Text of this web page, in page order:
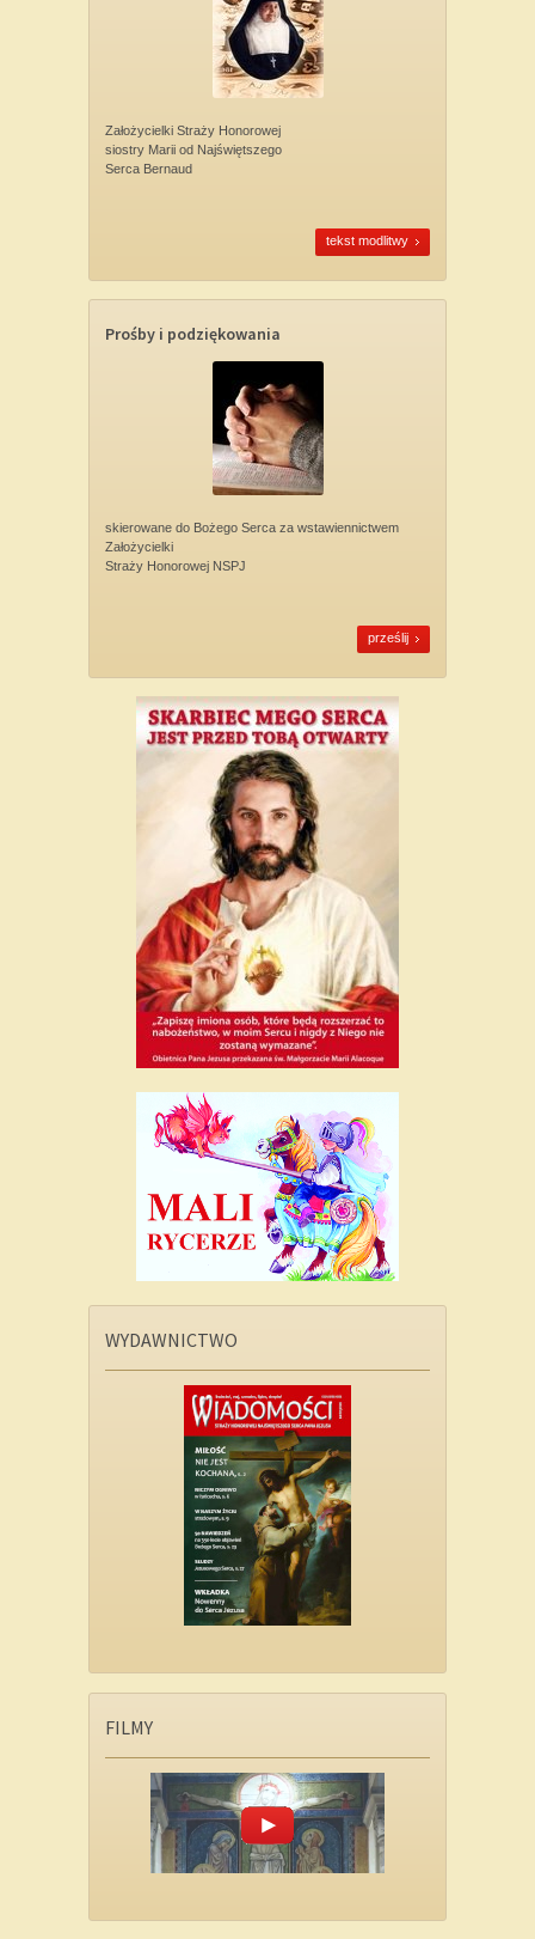
Założycielki Straży Honorowej
siostry Marii od Najświętszego
Serca Bernaud
tekst modlitwy
Prośby i podziękowania
skierowane do Bożego Serca za wstawiennictwem
Założycielki
Straży Honorowej NSPJ
prześlij
WYDAWNICTWO
FILMY